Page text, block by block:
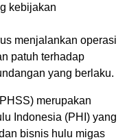
kebijakan
menjalankan operasi
patuh terhadap
yang berlaku.
merupakan
Indonesia (PHI) yang
bisnis hulu migas